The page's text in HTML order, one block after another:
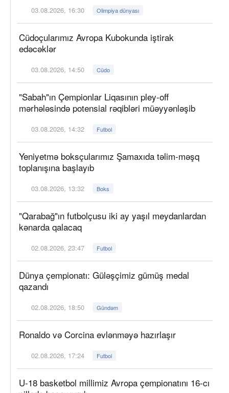
03.08.2026, 16:30 Olimpiya dünyası
Cüdoçularımız Avropa Kubokunda iştirak
edəcəklər
03.08.2026, 14:50 Cüdo
"Sabah"ın Çempionlar Liqasının pley-off
mərhələsində potensial rəqibləri müəyyənləşib
03.08.2026, 14:32 Futbol
Yeniyetmə boksçularımız Şamaxıda təlim-məşq
toplanışına başlayıb
03.08.2026, 13:32 Boks
"Qarabağ"ın futbolçusu iki ay yaşıl meydanlardan
kənarda qalacaq
02.08.2026, 23:47 Futbol
Dünya çempionatı: Güləşçimiz gümüş medal
qazandı
02.08.2026, 18:50 Gündəm
Ronaldo və Corcina evlənməyə hazırlaşır
02.08.2026, 17:24 Futbol
U-18 basketbol millimiz Avropa çempionatını 16-cı